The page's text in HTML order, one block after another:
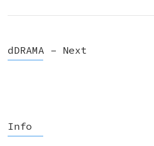
dDRAMA – Next
Info